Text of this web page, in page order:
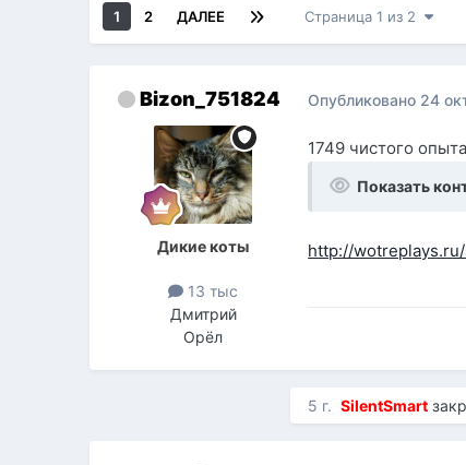
1 2 ДАЛЕЕ Страница 1 из 2
Bizon_751824
Дикие коты
13 тыс
Дмитрий
Орёл
Опубликовано 24
1749 чистого
Показать
http://
5 г. SilentSmart